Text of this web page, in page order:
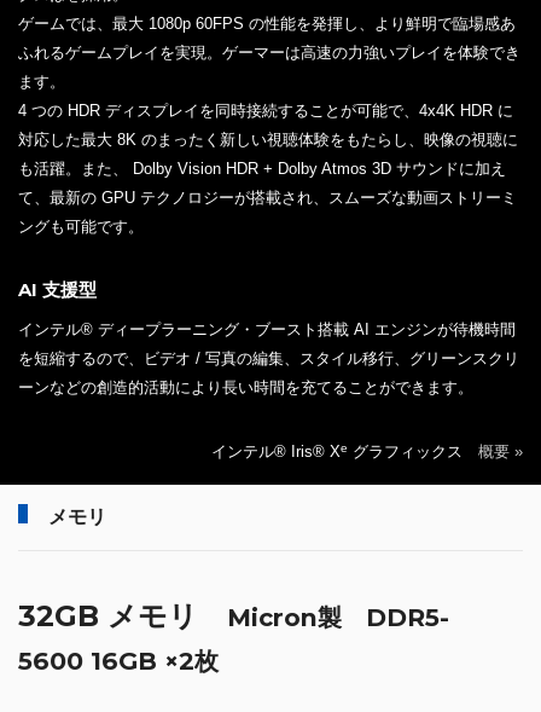
ゲームでは、最大 1080p 60FPS の性能を発揮し、より鮮明で臨場感あ
ふれるゲームプレイを実現。ゲーマーは高速の力強いプレイを体験でき
ます。
4 つの HDR ディスプレイを同時接続することが可能で、4x4K HDR に
対応した最大 8K のまったく新しい視聴体験をもたらし、映像の視聴に
も活躍。また、 Dolby Vision HDR + Dolby Atmos 3D サウンドに加え
て、最新の GPU テクノロジーが搭載され、スムーズな動画ストリーミ
ングも可能です。
AI 支援型
インテル® ディープラーニング・ブースト搭載 AI エンジンが待機時間
を短縮するので、ビデオ / 写真の編集、スタイル移行、グリーンスクリ
ーンなどの創造的活動により長い時間を充てることができます。
インテル® Iris® Xe グラフィックス 概要 »
メモリ
32GB メモリ
Micron製 DDR5-
5600 16GB ×2枚